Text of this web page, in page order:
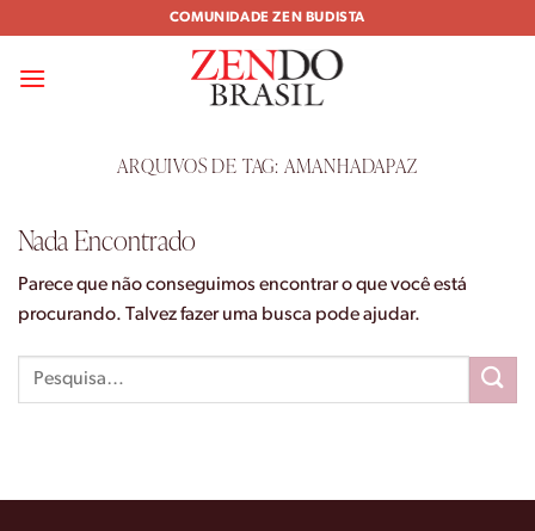
content
COMUNIDADE ZEN BUDISTA
ARQUIVOS DE TAG: AMANHADAPAZ
Nada Encontrado
Parece que não conseguimos encontrar o que você está
procurando. Talvez fazer uma busca pode ajudar.